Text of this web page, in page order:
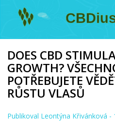
DOES CBD
GROWTH?
POTŘEBUJETE
RŮSTU VLASŮ
Publikoval Leontýna Křivánková -